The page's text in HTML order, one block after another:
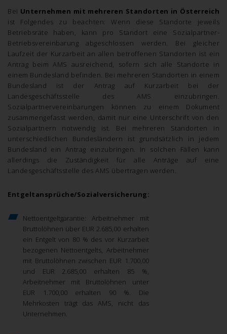
Bei Unternehmen mit mehreren Standorten in Österreich
ist Folgendes zu beachten: Wenn diese Standorte jeweils
Betriebsräte haben, kann pro Standort eine Sozialpartner-
Betriebsvereinbarung abgeschlossen werden. Bei gleicher
Laufzeit der Kurzarbeit an allen betroffenen Standorten ist ein
Antrag beim AMS ausreichend, sofern sich alle Standorte in
einem Bundesland befinden. Bei mehreren Standorten in einem
Bundesland ist der Antrag auf Kurzarbeit bei der
Landesgeschäftsstelle des AMS einzubringen.
Sozialpartnervereinbarungen können zu einem Dokument
zusammengefasst werden, damit nur eine Unterschrift von den
Sozialpartnern notwendig ist. Bei mehreren Standorten in
unterschiedlichen Bundesländern ist grundsätzlich in jedem
Bundesland ein Antrag einzubringen. In solchen Fällen kann
allerdings die Zuständigkeit für alle Anträge auf eine
Landesgeschäftsstelle des AMS übertragen werden.
Entgeltansprüche/Sozialversicherung:
Nettoentgeltgarantie: Arbeitnehmer mit
Bruttolöhnen über EUR 2.685,00 erhalten
ein Entgelt von 80 % des vor Kurzarbeit
bezogenen Nettoentgelts, Arbeitnehmer
mit Bruttolöhnen zwischen EUR 1.700,00
und EUR 2.685,00 erhalten 85 %,
Arbeitnehmer mit Bruttolöhnen unter
EUR 1.700,00 erhalten 90 %. Die
Mehrkosten trägt das AMS, nicht das
Unternehmen.